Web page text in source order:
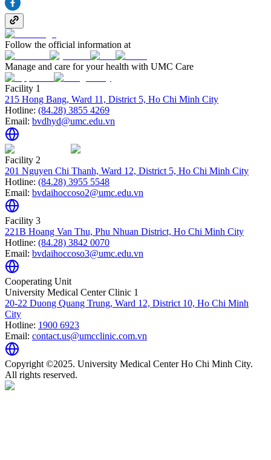
Follow the official information at
Manage and care for your health with UMC Care
Facility 1
215 Hong Bang, Ward 11, District 5, Ho Chi Minh City
Hotline: (84.28) 3855 4269
Email: bvdhyd@umc.edu.vn
Facility 2
201 Nguyen Chi Thanh, Ward 12, District 5, Ho Chi Minh City
Hotline: (84.28) 3955 5548
Email: bvdaihoccoso2@umc.edu.vn
Facility 3
221B Hoang Van Thu, Phu Nhuan District, Ho Chi Minh City
Hotline: (84.28) 3842 0070
Email: bvdaihoccoso3@umc.edu.vn
Cooperating Unit
University Medical Center Clinic 1
20-22 Duong Quang Trung, Ward 12, District 10, Ho Chi Minh
City
Hotline: 1900 6923
Email: contact.us@umcclinic.com.vn
Copyright ©2025. University Medical Center Ho Chi Minh City.
All rights reserved.